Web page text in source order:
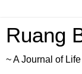
Ruang
~ A Journal of